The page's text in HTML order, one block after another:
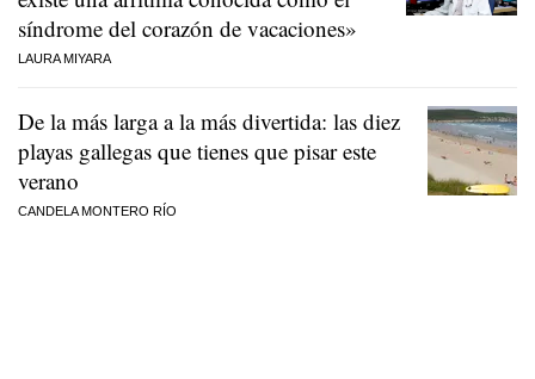
síndrome del corazón de vacaciones»
LAURA MIYARA
De la más larga a la más divertida: las diez
playas gallegas que tienes que pisar este
verano
CANDELA MONTERO RÍO